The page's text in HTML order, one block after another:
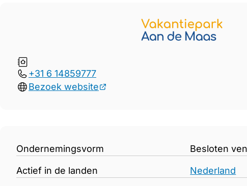
+31 6 14859777
Bezoek website
Gegevens Vakantiepark aan de
Ondernemingsvorm Besloten
Actief in de landen Nederland